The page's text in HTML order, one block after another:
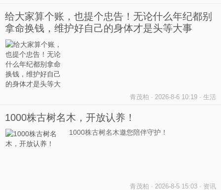
给大家算个账，也提个忠告！无论什么年纪都别
拿命换钱，维护好自己的身体才是头等大事
青茂柏 - 2026-8-6 10:19 - 生活
1000株古树名木，开放认养！
1000株古树名木邀您陪伴守护！
青茂柏 - 2026-8-5 15:03 - 资讯